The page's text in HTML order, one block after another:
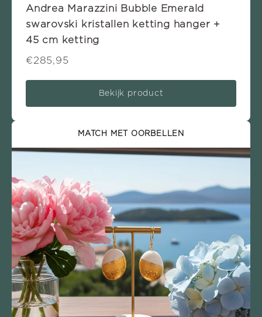
Andrea Marazzini Bubble Emerald
swarovski kristallen ketting hanger +
45 cm ketting
€285,95
Bekijk product
MATCH MET OORBELLEN